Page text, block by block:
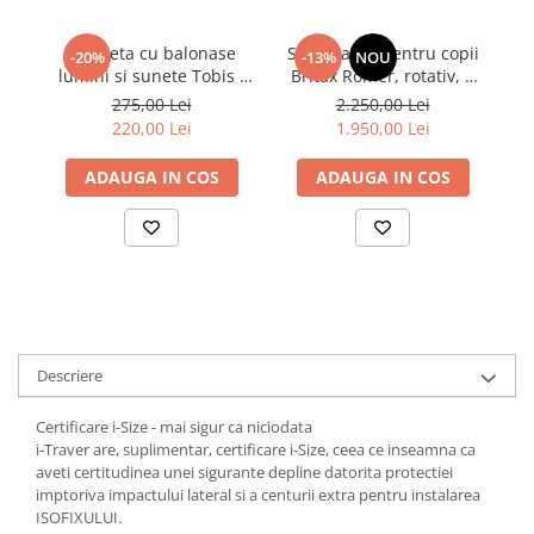
-20%
Bicicleta cu balonase
lumini si sunete Tobis -
Pink
275,00 Lei
220,00 Lei
ADAUGA IN COS
-13% NOU
Scaun auto pentru copii
Britax Römer, rotativ, 3
luni-4 ani, 61-105 cm, 19
kg, DUALFIX PRO M Teak
2.250,00 Lei
1.950,00 Lei
ADAUGA IN COS
Descriere
Certificare i-Size - mai sigur ca niciodata
i-Traver are, suplimentar, certificare i-Size, ceea ce inseamna ca
aveti certitudinea unei sigurante depline datorita protectiei
imptoriva impactului lateral si a centurii extra pentru instalarea
ISOFIXULUI.